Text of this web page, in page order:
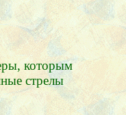
которым
стрелы